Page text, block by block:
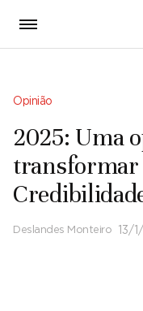
Opinião
2025: Uma
transformar
Deslandes Monteiro 13/